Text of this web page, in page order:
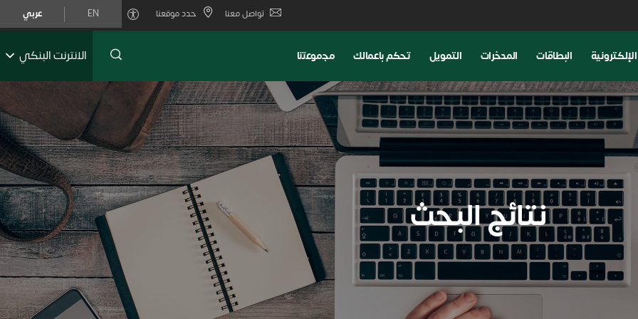
تواصل معنا حدد موقعنا EN عربي
البطاقات المدخرات التمويل تحكم باعمالك ﻣﺟﻣوﻋﺗﻧﺎ الانترنت البنكي
نتائج البحث